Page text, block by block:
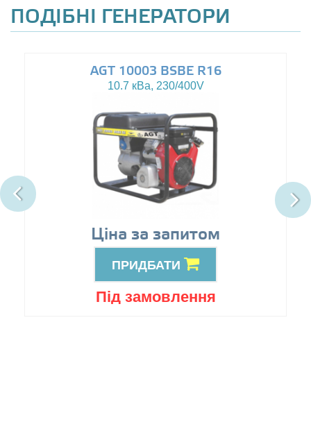
ПОДІБНІ ГЕНЕРАТОРИ
AGT 10003 BSBE R16
10.7 кВа, 230/400V
Ціна за запитом
ПРИДБАТИ
Під замовлення